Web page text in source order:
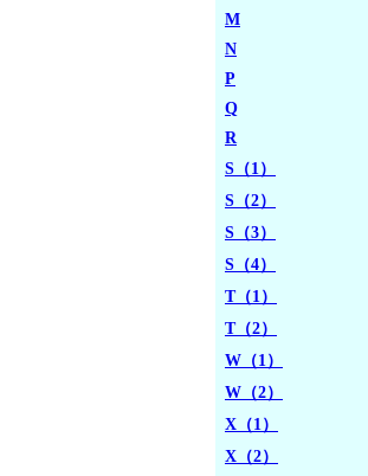
M
N
P
Q
R
S（1）
S（2）
S（3）
S（4）
T（1）
T（2）
W（1）
W（2）
X（1）
X（2）